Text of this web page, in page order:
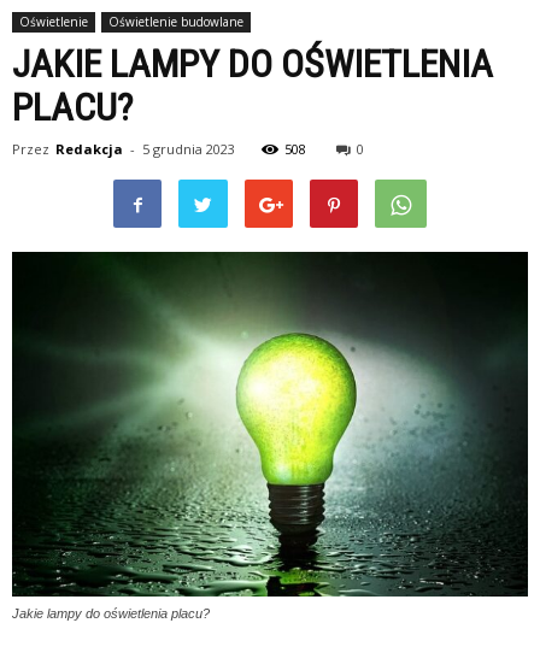
Oświetlenie Oświetlenie budowlane
JAKIE LAMPY DO OŚWIETLENIA
PLACU?
Przez Redakcja - 5 grudnia 2023 508 0
Jakie lampy do oświetlenia placu?